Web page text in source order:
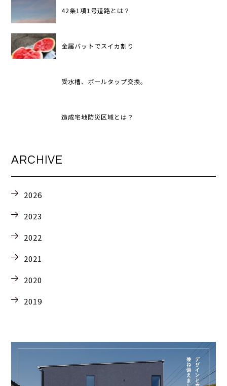
42条1項1号道路とは？
金属バットでスイカ割り
受水槽、ボールタップ交換。
造成宅地防災区域とは？
ARCHIVE
2026
2023
2022
2021
2020
2019